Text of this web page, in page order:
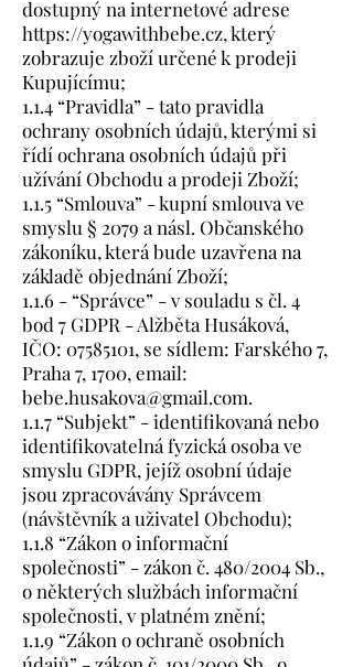
dostupný na internetové adrese
https://yogawithbebe.cz, který
zobrazuje zboží určené k prodeji
Kupujícímu;
1.1.4 “Pravidla” - tato pravidla
ochrany osobních údajů, kterými si
řídí ochrana osobních údajů při
užívání Obchodu a prodeji Zboží;
1.1.5 “Smlouva” - kupní smlouva ve
smyslu § 2079 a násl. Občanského
zákoníku, která bude uzavřena na
základě objednání Zboží;
1.1.6 - “Správce” - v souladu s čl. 4
bod 7 GDPR - Alžběta Husáková,
IČO: 07585101, se sídlem: Farského 7,
Praha 7, 1700, email:
bebe.husakova@gmail.com.
1.1.7 “Subjekt” - identifikovaná nebo
identifikovatelná fyzická osoba ve
smyslu GDPR, jejíž osobní údaje
jsou zpracovávány Správcem
(návštěvník a uživatel Obchodu);
1.1.8 “Zákon o informační
společnosti” - zákon č. 480/2004 Sb.,
o některých službách informační
společnosti, v platném znění;
1.1.9 “Zákon o ochraně osobních